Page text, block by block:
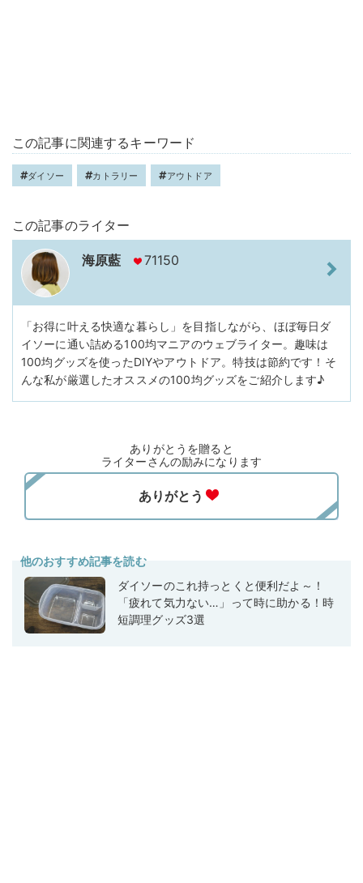
この記事に関連するキーワード
ダイソー カトラリー アウトドア
この記事のライター
海原藍 71150
「お得に叶える快適な暮らし」を目指しながら、ほぼ毎日ダ
イソーに通い詰める100均マニアのウェブライター。趣味は
100均グッズを使ったDIYやアウトドア。特技は節約です！そ
んな私が厳選したオススメの100均グッズをご紹介します♪
ありがとうを贈ると
ライターさんの励みになります
他のおすすめ記事を読む
ダイソーのこれ持っとくと便利だよ～！
「疲れて気力ない…」って時に助かる！時
短調理グッズ3選